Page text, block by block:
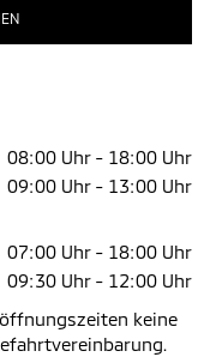
08:00 Uhr - 18:00 Uhr
09:00 Uhr - 13:00 Uhr
07:00 Uhr - 18:00 Uhr
09:30 Uhr - 12:00 Uhr
keine